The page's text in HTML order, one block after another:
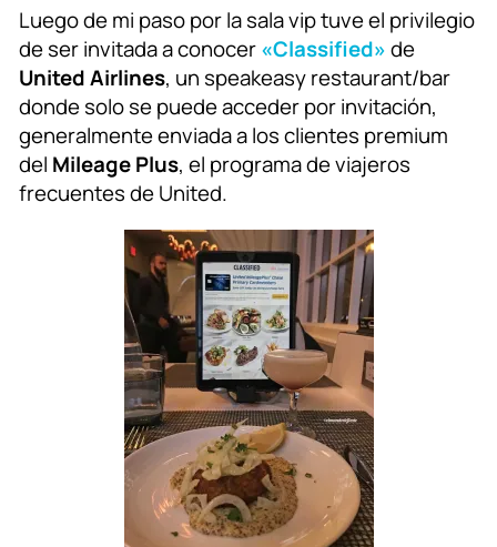
Luego de mi paso por la sala vip tuve el privilegio
de ser invitada a conocer«Classified»de
United Airlines, un speakeasy restaurant/bar
donde solo se puede acceder por invitación,
generalmente enviada a los clientes premium
del Mileage Plus, el programa de viajeros
frecuentes de United.